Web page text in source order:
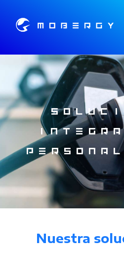
Nuestra